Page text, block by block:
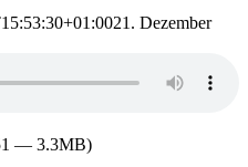
21. Dezember
— 3.3MB)